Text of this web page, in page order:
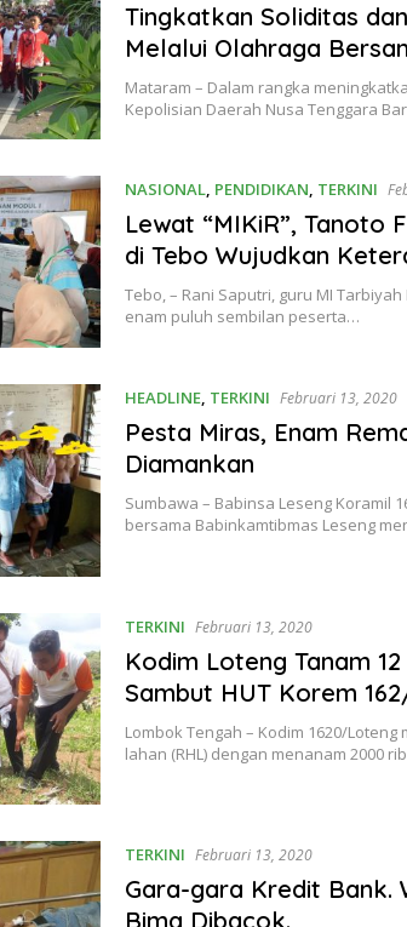
Tingkatkan Soliditas
Melalui Olahraga
Mataram – Dalam rangka
Kepolisian Daerah Nusa Tenggara
NASIONAL, PENDIDIKAN, TERKINI
Lewat “MIKiR”, Tanoto
di Tebo Wujudkan
Tebo, – Rani Saputri, guru MI
enam puluh sembilan peserta…
HEADLINE, TERKINI Februari 13, 2020
Pesta Miras, Enam
Diamankan
Sumbawa – Babinsa Leseng Koramil
bersama Babinkamtibmas Leseng
TERKINI Februari 13, 2020
Kodim Loteng Tanam
Sambut HUT Korem
Lombok Tengah – Kodim 1620/
lahan (RHL) dengan menanam 2000
TERKINI Februari 13, 2020
Gara-gara Kredit Bank.
Bima Dibacok.